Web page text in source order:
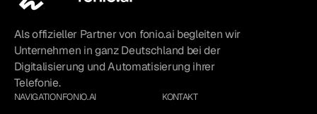
Als offizieller Partner von fonio.ai begleiten wir
Unternehmen in ganz Deutschland bei der
Digitalisierung und Automatisierung ihrer
Telefonie.
NAVIGATIONFONIO.AI KONTAKT